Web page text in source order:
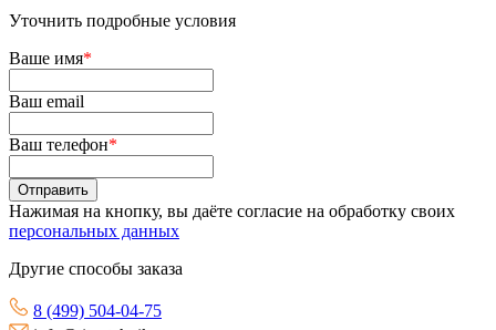
Уточнить подробные условия
Ваше имя*
Ваш email
Ваш телефон*
Нажимая на кнопку, вы даёте согласие на обработку своих
персональных данных
Другие способы заказа
8 (499) 504-04-75